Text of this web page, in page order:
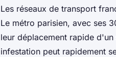
Les réseaux de transport
Le métro parisien, avec ses
leur déplacement rapide
infestation peut rapidement